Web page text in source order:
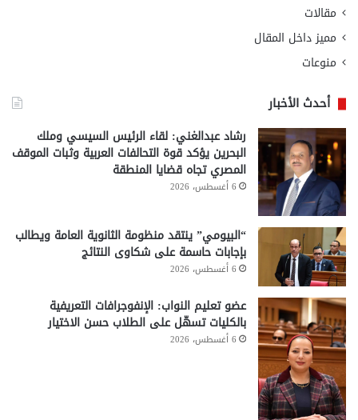
مقالات
مميز داخل المقال
منوعات
أحدث الأخبار
رشاد عبدالغني: لقاء الرئيس السيسي وملك
البحرين يؤكد قوة التحالفات العربية وثبات الموقف
المصري تجاه قضايا المنطقة
6 أغسطس، 2026
“البيومي” ينتقد منظومة الثانوية العامة ويطالب
بإجابات حاسمة على شكاوى النتائج
6 أغسطس، 2026
عضو تعليم النواب: الإنفوجرافات التعريفية
بالكليات تسهّل على الطلاب حسن الاختيار
6 أغسطس، 2026